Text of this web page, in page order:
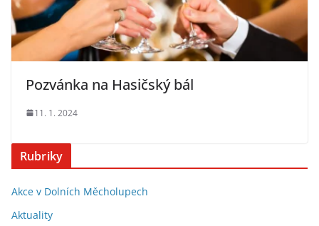
Pozvánka na Hasičský bál
11. 1. 2024
Rubriky
Akce v Dolních Měcholupech
Aktuality